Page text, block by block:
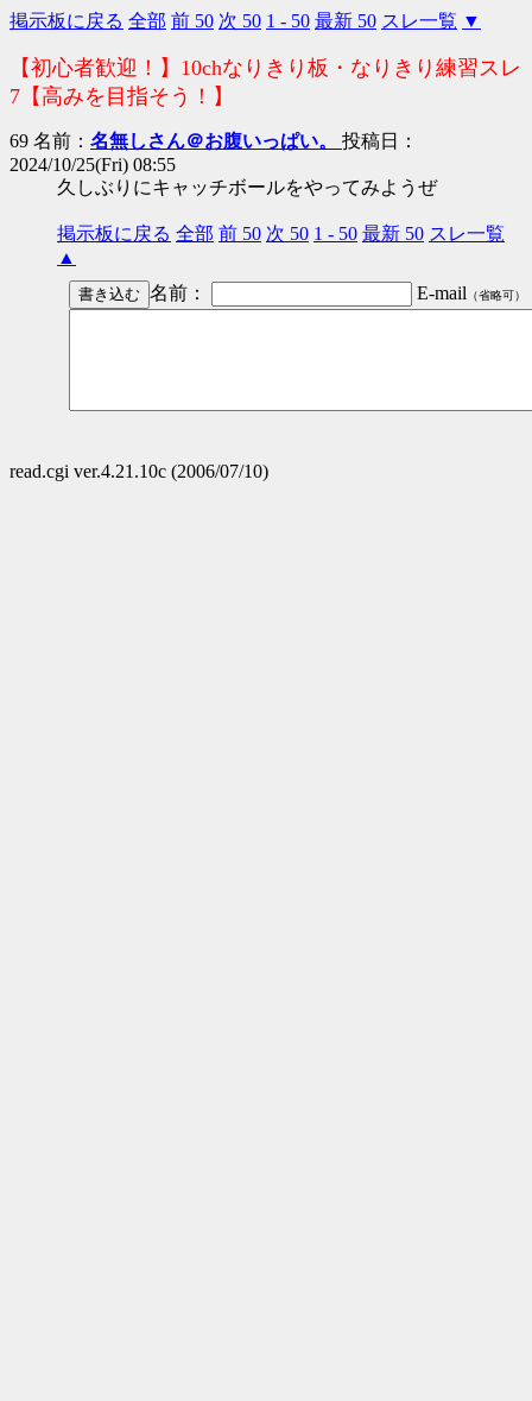
掲示板に戻る 全部 前 50 次 50 1 - 50 最新 50 スレ一覧 ▼
【初心者歓迎！】10chなりきり板・なりきり練習スレ
7【高みを目指そう！】
69 名前： 名無しさん＠お腹いっぱい。 投稿日：
2024/10/25(Fri) 08:55
久しぶりにキャッチボールをやってみようぜ
掲示板に戻る 全部 前 50 次 50 1 - 50 最新 50 スレ一覧
▲
名前：
E-mail （省略可）
read.cgi ver.4.21.10c (2006/07/10)